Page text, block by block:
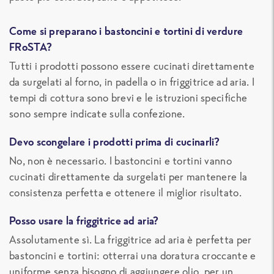
Come si preparano i bastoncini e tortini di verdure
FRoSTA?
Tutti i prodotti possono essere cucinati direttamente
da surgelati al forno, in padella o in friggitrice ad aria. I
tempi di cottura sono brevi e le istruzioni specifiche
sono sempre indicate sulla confezione.
Devo scongelare i prodotti prima di cucinarli?
No, non è necessario. I bastoncini e tortini vanno
cucinati direttamente da surgelati per mantenere la
consistenza perfetta e ottenere il miglior risultato.
Posso usare la friggitrice ad aria?
Assolutamente sì. La friggitrice ad aria è perfetta per
bastoncini e tortini: otterrai una doratura croccante e
uniforme senza bisogno di aggiungere olio, per un